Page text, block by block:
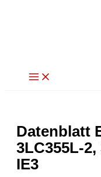
Datenblatt
3LC355L-2,
IE3